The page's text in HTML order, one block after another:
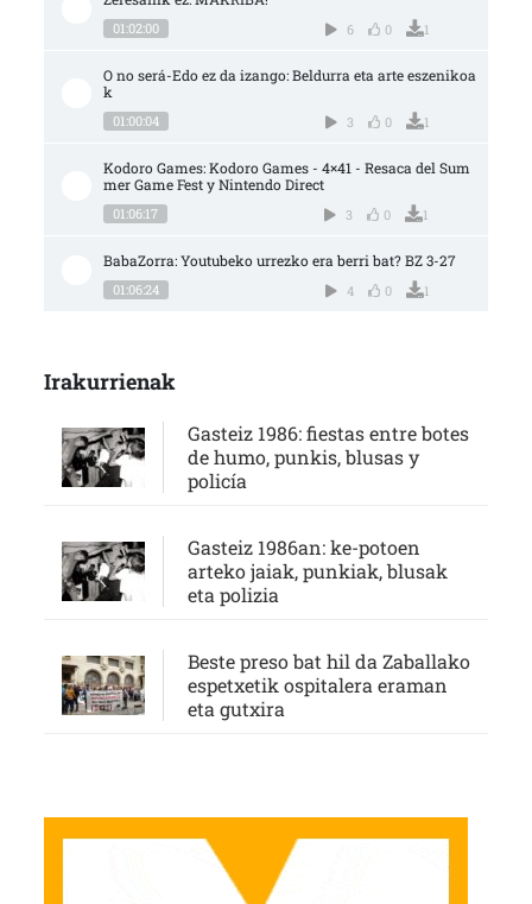
01:02:00 6 0 1
O no será-Edo ez da izango: Beldurra eta arte eszenikoa
k
01:00:04 3 0 1
Kodoro Games: Kodoro Games - 4×41 - Resaca del Sum
mer Game Fest y Nintendo Direct
01:06:17 3 0 1
BabaZorra: Youtubeko urrezko era berri bat? BZ 3-27
01:06:24 4 0 1
Irakurrienak
Gasteiz 1986: fiestas entre botes
de humo, punkis, blusas y
policía
Gasteiz 1986an: ke-potoen
arteko jaiak, punkiak, blusak
eta polizia
Beste preso bat hil da Zaballako
espetxetik ospitalera eraman
eta gutxira